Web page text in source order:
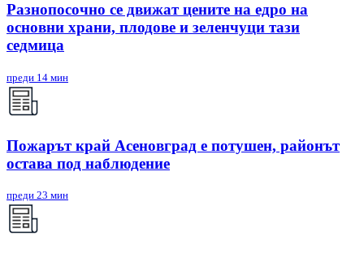
Разнопосочно се движат цените на едро на
основни храни, плодове и зеленчуци тази
седмица
преди 14 мин
Пожарът край Асеновград е потушен, районът
остава под наблюдение
преди 23 мин